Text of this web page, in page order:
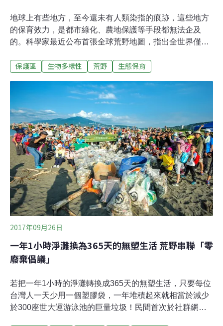
地球上有些地方，至今還未有人類染指的痕跡，這些地方
的保育效力，是都市綠化、農地保護等手段都無法企及
的。科學家最近公布首張全球荒野地圖，指出全世界僅剩
國、巴西、俄羅斯、加拿大，呼籲國際社會立即採取保護
究，昆士蘭大學（UQ）和野生動物保育協會（WCS）的
研究人員製作了首張全球荒野地圖，可看出哪些國家應負
責保護這些尚未受到工業影響的荒野地區。研究者排除了
南極洲和公海，因為這兩個地區不屬於任何國家。研究團
隊在2016年製作陸地上的荒野資料，2018年搜集未開發的
海洋資料。他們發現，超過77％的土地（南極洲除外）和
87％的海洋都已受到人類活動影響。
保護區 生物多樣性 荒野 生態保育
2017年09月26日
一年1小時淨灘換為365天的無塑生活 荒野串聯「零
廢棄倡議」
若把一年1小時的淨灘轉換成365天的無塑生活，只要每位
台灣人一天少用一個塑膠袋，一年堆積起來就相當於減少
於300座世大運游泳池的巨量垃圾！民間首次於社群網路